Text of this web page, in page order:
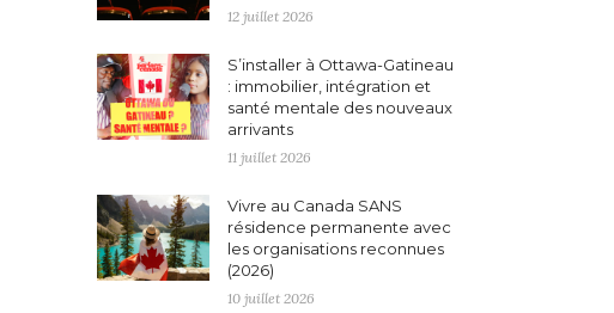
12 juillet 2026
S’installer à Ottawa-Gatineau
: immobilier, intégration et
santé mentale des nouveaux
arrivants
11 juillet 2026
Vivre au Canada SANS
résidence permanente avec
les organisations reconnues
(2026)
10 juillet 2026